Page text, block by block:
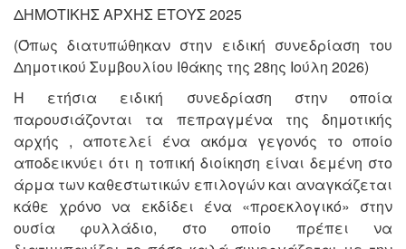
ΔΗΜΟΤΙΚΗΣ ΑΡΧΗΣ ΕΤΟΥΣ 2025
(Όπως διατυπώθηκαν στην ειδική συνεδρίαση του
Δημοτικού Συμβουλίου Ιθάκης της 28ης Ιούλη 2026)
Η ετήσια ειδική συνεδρίαση στην οποία
παρουσιάζονται τα πεπραγμένα της δημοτικής
αρχής , αποτελεί ένα ακόμα γεγονός το οποίο
αποδεικνύει ότι η τοπική διοίκηση είναι δεμένη στο
άρμα των καθεστωτικών επιλογών και αναγκάζεται
κάθε χρόνο να εκδίδει ένα «προεκλογικό» στην
ουσία φυλλάδιο, στο οποίο πρέπει να